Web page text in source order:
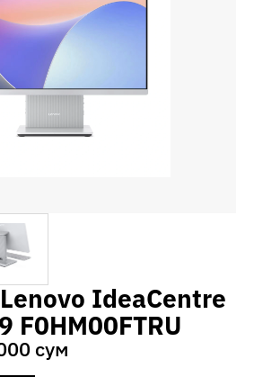
IdeaCentre
F0HM00FTRU
сум